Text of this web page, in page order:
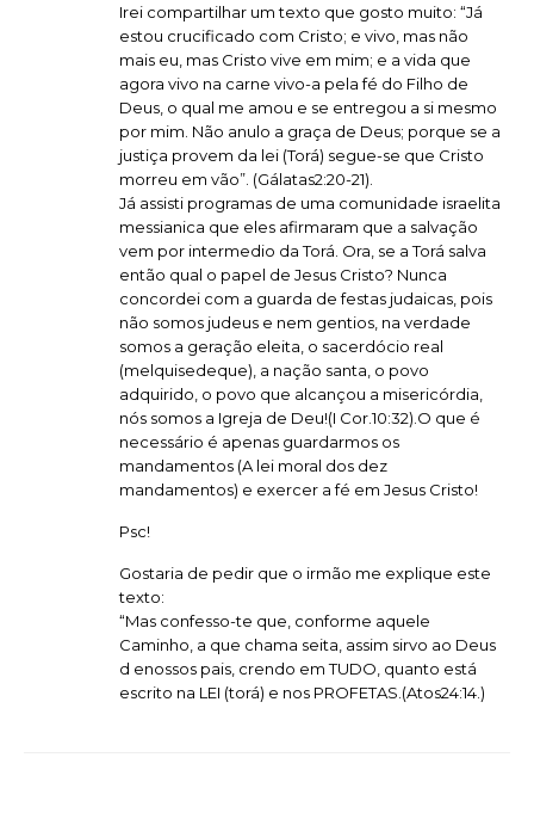
Irei compartilhar um texto que gosto muito: “Já
estou crucificado com Cristo; e vivo, mas não
mais eu, mas Cristo vive em mim; e a vida que
agora vivo na carne vivo-a pela fé do Filho de
Deus, o qual me amou e se entregou a si mesmo
por mim. Não anulo a graça de Deus; porque se a
justiça provem da lei (Torá) segue-se que Cristo
morreu em vão”. (Gálatas2:20-21).
Já assisti programas de uma comunidade israelita
messianica que eles afirmaram que a salvação
vem por intermedio da Torá. Ora, se a Torá salva
então qual o papel de Jesus Cristo? Nunca
concordei com a guarda de festas judaicas, pois
não somos judeus e nem gentios, na verdade
somos a geração eleita, o sacerdócio real
(melquisedeque), a nação santa, o povo
adquirido, o povo que alcançou a misericórdia,
nós somos a Igreja de Deu!(I Cor.10:32).O que é
necessário é apenas guardarmos os
mandamentos (A lei moral dos dez
mandamentos) e exercer a fé em Jesus Cristo!
Psc!
Gostaria de pedir que o irmão me explique este
texto:
“Mas confesso-te que, conforme aquele
Caminho, a que chama seita, assim sirvo ao Deus
d enossos pais, crendo em TUDO, quanto está
escrito na LEI (torá) e nos PROFETAS.(Atos24:14.)